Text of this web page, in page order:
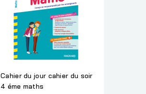
Cahier du jour cahier du soir
4 éme maths